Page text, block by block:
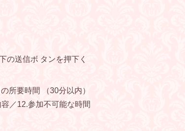
の送信ボ タンを押下く
所要時間 （30分以内）
／12.参加不可能な時間